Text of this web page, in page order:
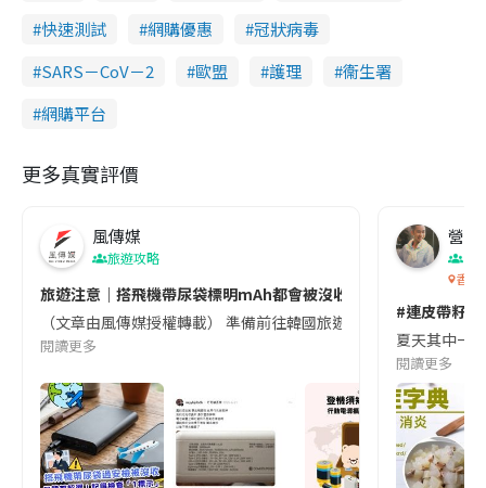
快速測試
網購優惠
冠狀病毒
SARS－CoV－2
歐盟 護理
衞生署
網購平台
更多真實評價
風傳媒
旅遊攻略
旅遊注意｜搭飛機帶尿袋標明mAh都會被沒收😱出發前切記檢查
（文章由風傳媒授權轉載） 準備前往韓國旅遊的民眾，近期要
閱讀更多
營養
香港
#連皮帶籽
夏天其中一
閱讀更多